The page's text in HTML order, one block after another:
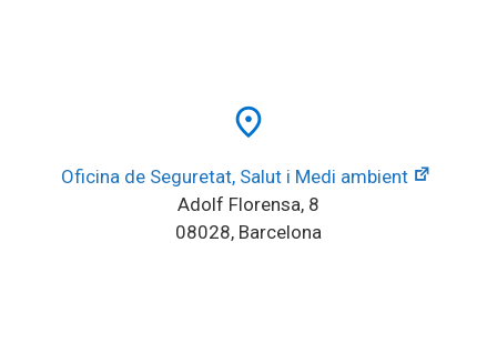
place
Oficina de Seguretat, Salut i Medi ambient
Adolf Florensa, 8
08028, Barcelona